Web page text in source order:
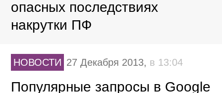
опасных последствиях
накрутки ПФ
НОВОСТИ 27 Декабря 2013, в 13:04
Популярные запросы в Google